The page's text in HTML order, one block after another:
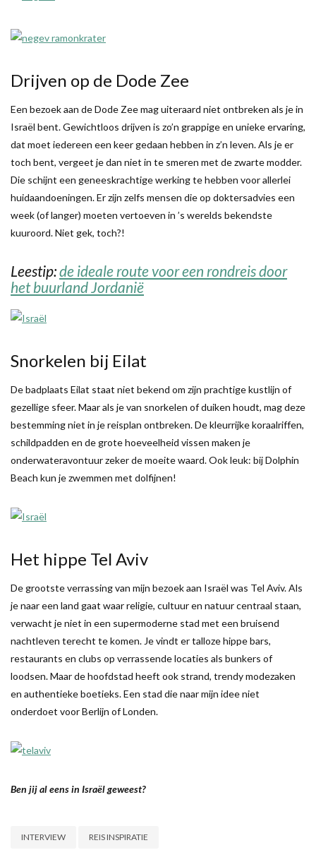
Drijven op de Dode Zee
Een bezoek aan de Dode Zee mag uiteraard niet ontbreken als je in
Israël bent. Gewichtloos drijven is zo’n grappige en unieke ervaring,
dat moet iedereen een keer gedaan hebben in z’n leven. Als je er
toch bent, vergeet je dan niet in te smeren met de zwarte modder.
Die schijnt een geneeskrachtige werking te hebben voor allerlei
huidaandoeningen. Er zijn zelfs mensen die op doktersadvies een
week (of langer) moeten vertoeven in ’s werelds bekendste
kuuroord. Niet gek, toch?!
Leestip:de ideale route voor een rondreis door
het buurland Jordanië
Snorkelen bij Eilat
De badplaats Eilat staat niet bekend om zijn prachtige kustlijn of
gezellige sfeer. Maar als je van snorkelen of duiken houdt, mag deze
bestemming niet in je reisplan ontbreken. De kleurrijke koraalriffen,
schildpadden en de grote hoeveelheid vissen maken je
onderwateravontuur zeker de moeite waard. Ook leuk: bij Dolphin
Beach kun je zwemmen met dolfijnen!
Het hippe Tel Aviv
De grootste verrassing van mijn bezoek aan Israël was Tel Aviv. Als
je naar een land gaat waar religie, cultuur en natuur centraal staan,
verwacht je niet in een supermoderne stad met een bruisend
nachtleven terecht te komen. Je vindt er talloze hippe bars,
restaurants en clubs op verrassende locaties als bunkers of
loodsen. Maar de hoofdstad heeft ook strand, trendy modezaken
en authentieke boetieks. Een stad die naar mijn idee niet
onderdoet voor Berlijn of Londen.
Ben jij al eens in Israël geweest?
INTERVIEW REIS INSPIRATIE